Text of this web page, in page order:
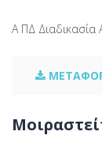
Α ΠΔ Διαδικασία